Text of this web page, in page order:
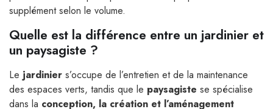
supplément selon le volume.
Quelle est la différence entre un jardinier et
un paysagiste ?
Le jardinier s’occupe de l’entretien et de la maintenance
des espaces verts, tandis que le paysagiste se spécialise
dans la conception, la création et l’aménagement